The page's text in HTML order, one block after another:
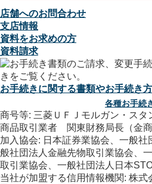
店舗へのお問合わせ
支店情報
資料をお求めの方
資料請求
お手続きに関する書類やお手続き
各種お手続
商号等: 三菱ＵＦＪモルガン・ス
商品取引業者 関東財務局長（金
加入協会: 日本証券業協会、一般
般社団法人金融先物取引業協会、
取引業協会、一般社団法人日本
当社が加盟する信用情報機関: 株